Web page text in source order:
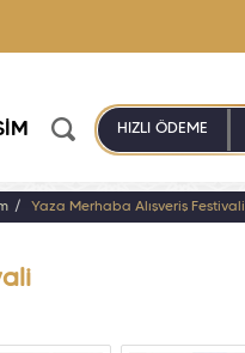
HIZLI ÖDEME
Yaza Merhaba Alışveriş Festivali